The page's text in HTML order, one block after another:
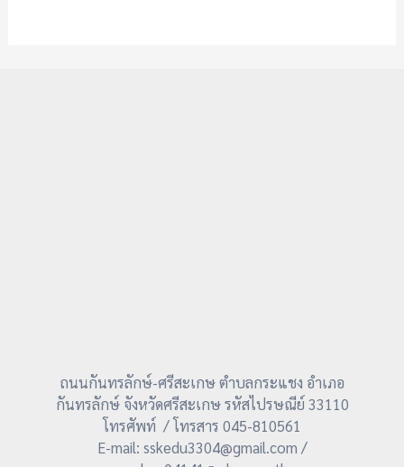
ถนนกันทรลักษ์-ศรีสะเกษ ตำบลกระแชง อำเภอ
กันทรลักษ์ จังหวัดศรีสะเกษ รหัสไปรษณีย์ 33110
โทรศัพท์ / โทรสาร 045-810561
E-mail: sskedu3304@gmail.com /